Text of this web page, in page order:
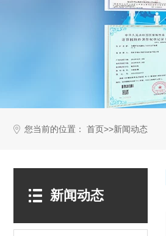
您当前的位置： 首页 >>新闻动态
新闻动态